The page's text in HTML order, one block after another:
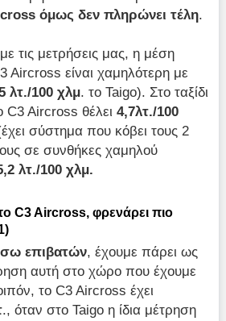
όμως δεν πληρώνει τέλη.
τις μετρήσεις μας, η μέση
είναι χαμηλότερη με
λτ./100 χλμ. το Taigo). Στο ταξίδι
Aircross θέλει 4,7λτ./100
σύστημα που κόβει τους 2
σε συνθήκες χαμηλού
λτ./100 χλμ.
C3 Aircross, φρενάρει πιο
επιβατών, έχουμε πάρει ως
αυτή στο χώρο που έχουμε
το C3 Aircross έχει
., όταν στο Taigo η ίδια μέτρηση